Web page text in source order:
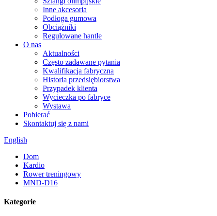
Inne akcesoria
Podłoga gumowa
Obciążniki
Regulowane hantle
O nas
Aktualności
Często zadawane pytania
Kwalifikacja fabryczna
Historia przedsiębiorstwa
Przypadek klienta
Wycieczka po fabryce
Wystawa
Pobierać
Skontaktuj się z nami
English
Dom
Kardio
Rower treningowy
MND-D16
Kategorie